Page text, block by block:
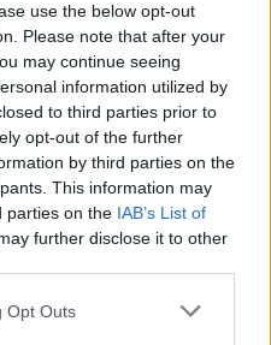
use the below opt-out
Please note that after your
may continue seeing
information utilized by
to third parties prior to
opt-out of the further
by third parties on the
This information may
parties on the IAB’s List of
further disclose it to other
Opt Outs
më i fuqishëm diellor
vorbullat që ndikojnë
hapësinor dhe Tokë